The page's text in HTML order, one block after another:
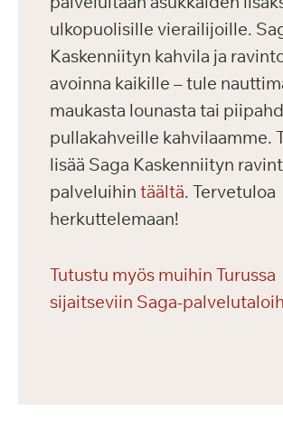
ulkopuolisille vierailijoille.
Kaskenniityn kahvila ja
avoinna kaikille – tule
maukasta lounasta tai
pullakahveille kahvilaamme.
lisää Saga Kaskenniityn
palveluihin täältä. Tervetuloa
herkuttelemaan!
Tutustu myös muihin Turussa
sijaitseviin Saga-